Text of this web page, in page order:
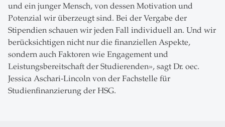
und ein junger Mensch, von dessen Motivation und
Potenzial wir überzeugt sind. Bei der Vergabe der
Stipendien schauen wir jeden Fall individuell an. Und wir
berücksichtigen nicht nur die finanziellen Aspekte,
sondern auch Faktoren wie Engagement und
Leistungsbereitschaft der Studierenden», sagt Dr. oec.
Jessica Aschari-Lincoln von der Fachstelle für
Studienfinanzierung der HSG.